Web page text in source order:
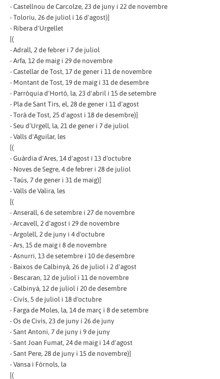
- Castellnou de Carcolze, 23 de juny i 22 de novembre
- Toloriu, 26 de juliol i 16 d'agost)]
- Ribera d'Urgellet
[(
- Adrall, 2 de febrer i 7 de juliol
- Arfa, 12 de maig i 29 de novembre
- Castellar de Tost, 17 de gener i 11 de novembre
- Montant de Tost, 19 de maig i 31 de desembre
- Parròquia d'Hortó, la, 23 d'abril i 15 de setembre
- Pla de Sant Tirs, el, 28 de gener i 11 d'agost
- Torà de Tost, 25 d'agost i 18 de desembre)]
- Seu d'Urgell, la, 21 de gener i 7 de juliol
- Valls d'Aguilar, les
[(
- Guàrdia d'Ares, 14 d'agost i 13 d'octubre
- Noves de Segre, 4 de febrer i 28 de juliol
- Taús, 7 de gener i 31 de maig)]
- Valls de Valira, les
[(
- Anserall, 6 de setembre i 27 de novembre
- Arcavell, 2 d'agost i 29 de novembre
- Argolell, 2 de juny i 4 d'octubre
- Ars, 15 de maig i 8 de novembre
- Asnurri, 13 de setembre i 10 de desembre
- Baixos de Calbinyà, 26 de juliol i 2 d'agost
- Bescaran, 12 de juliol i 11 de novembre
- Calbinyà, 12 de juliol i 20 de desembre
- Civís, 5 de juliol i 18 d'octubre
- Farga de Moles, la, 14 de març i 8 de setembre
- Os de Civís, 23 de juny i 26 de juny
- Sant Antoni, 7 de juny i 9 de juny
- Sant Joan Fumat, 24 de maig i 14 d'agost
- Sant Pere, 28 de juny i 15 de novembre)]
- Vansa i Fórnols, la
[(